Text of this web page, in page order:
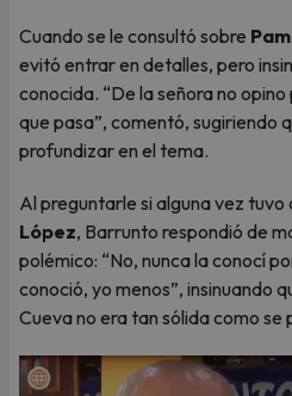
Cuando se le consultó sobre
evitó entrar en detalles, pero
conocida. “De la señora no
que pasa”, comentó, sugiriendo
profundizar en el tema.
Al preguntarle si alguna vez
López, Barrunto respondió de
polémico: “No, nunca la conocí
conoció, yo menos”, insinuando
Cueva no era tan sólida como se